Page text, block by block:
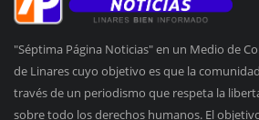
"Séptima Página Noticias" en un Medio de
de Linares cuyo objetivo es que la
través de un periodismo que respeta la
sobre todo los derechos humanos. El